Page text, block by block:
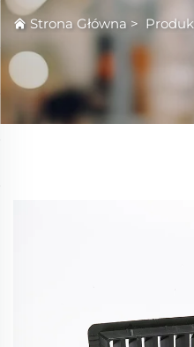
Strona Główna >